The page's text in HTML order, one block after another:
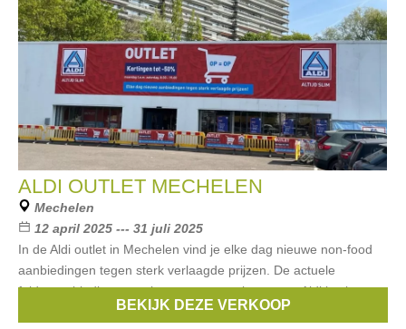
ALDI OUTLET MECHELEN
Mechelen
12 april 2025 --- 31 juli 2025
In de Aldi outlet in Mechelen vind je elke dag nieuwe non-food
aanbiedingen tegen sterk verlaagde prijzen. De actuele
folderaanbiedingen en het vaste assortiment van Aldi is niet
beschikbaar in de outlet. AllesBEKIJK DEZE VERKOOP